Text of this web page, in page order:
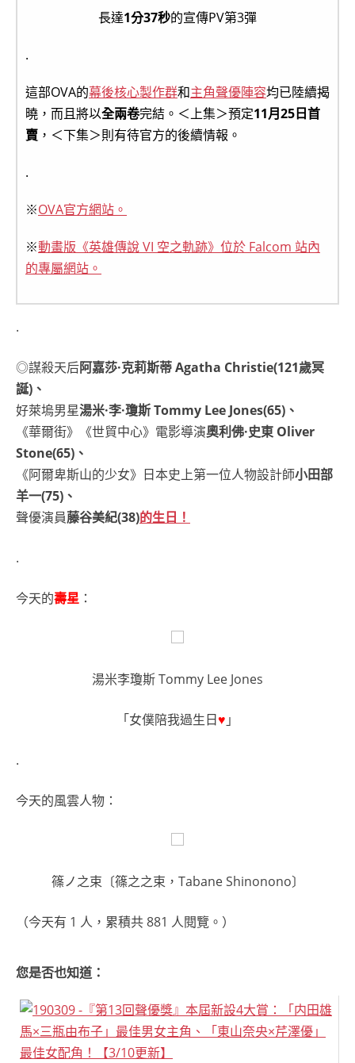
長達1分37秒的宣傳PV第3彈
.
這部OVA的幕後核心製作群和主角聲優陣容均已陸續揭
曉，而且將以全兩卷完結。＜上集＞預定11月25日首
賣 ，＜下集＞則有待官方的後續情報。
.
※OVA官方網站。
※動畫版《英雄傳說 VI 空之軌跡》位於 Falcom 站內
的專屬網站。
.
◎謀殺天后阿嘉莎·克莉斯蒂 Agatha Christie(121歲冥
誕)、
好萊塢男星湯米·李·瓊斯 Tommy Lee Jones(65)、
《華爾街》《世貿中心》電影導演奧利佛·史東 Oliver
Stone(65)、
《阿爾卑斯山的少女》日本史上第一位人物設計師小田部
羊一(75)、
聲優演員藤谷美紀(38)的生日！
.
今天的壽星 ：
湯米李瓊斯 Tommy Lee Jones
「女僕陪我過生日♥ 」
.
今天的風雲人物：
篠ノ之束〔篠之之束，Tabane Shinonono〕
（今天有 1 人，累積共 881 人閱覽。）
您是否也知道：